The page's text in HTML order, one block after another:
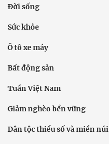
Đời sống
Sức khỏe
Ô tô xe máy
Bất động sản
Tuần Việt Nam
Giảm nghèo bền vững
Dân tộc thiểu số và miền núi